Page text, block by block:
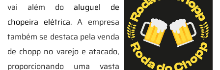
vai além do aluguel de
chopeira elétrica. A empresa
também se destaca pela venda
de chopp no varejo e atacado,
proporcionando uma vasta